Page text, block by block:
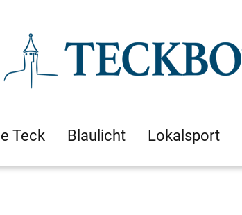
Teck Blaulicht Lokalsport